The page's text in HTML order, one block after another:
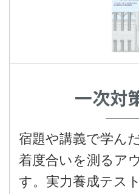
一次対
宿題や講義で学ん
着度合いを測るア
す。実力養成テス